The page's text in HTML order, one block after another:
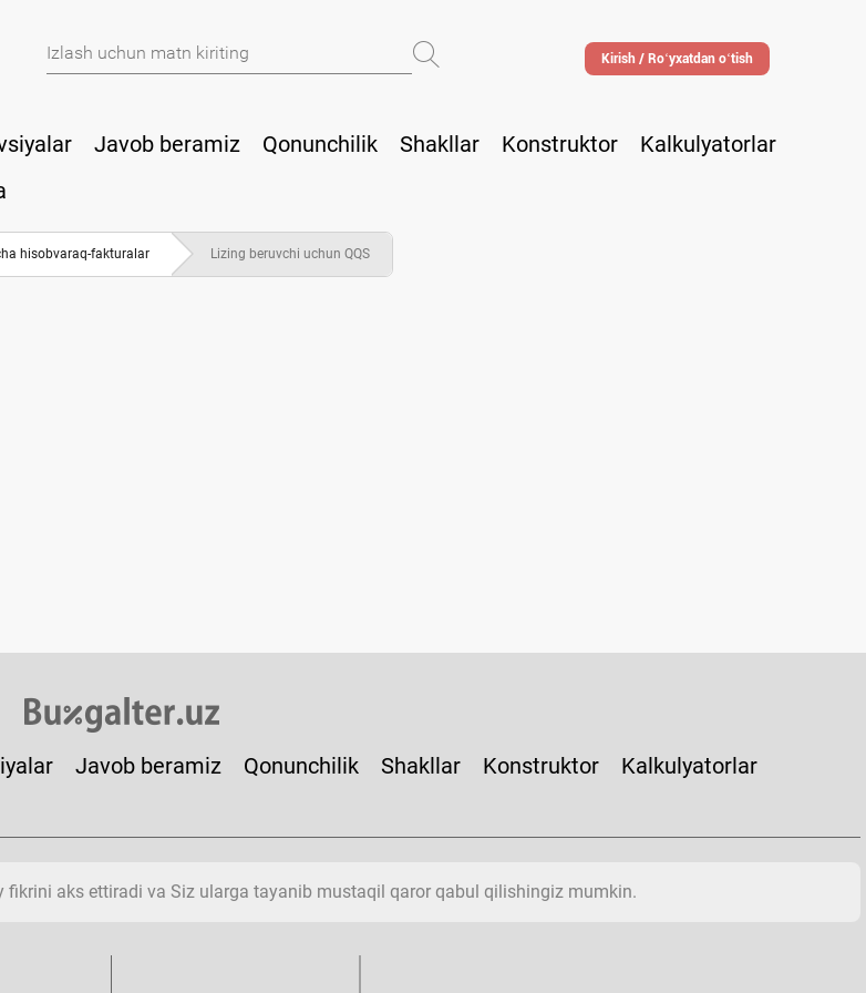
Kirish / Roʻyхatdan oʻtish
Javob beramiz Qonunchilik Shakllar Konstruktor
Kalkulyatorlar
hisobvaraq-fakturalar Lizing beruvchi uchun QQS
Javob beramiz Qonunchilik Shakllar Konstruktor
Kalkulyatorlar
aks ettiradi va Siz ularga tayanib mustaqil qaror qabul qilishingiz mumkin.